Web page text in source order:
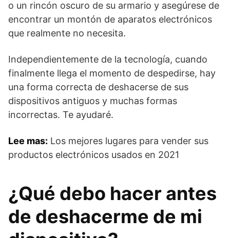
o un rincón oscuro de su armario y asegúrese de
encontrar un montón de aparatos electrónicos
que realmente no necesita.
Independientemente de la tecnología, cuando
finalmente llega el momento de despedirse, hay
una forma correcta de deshacerse de sus
dispositivos antiguos y muchas formas
incorrectas. Te ayudaré.
Lee mas: Los mejores lugares para vender sus
productos electrónicos usados ​​en 2021
¿Qué debo hacer antes
de deshacerme de mi